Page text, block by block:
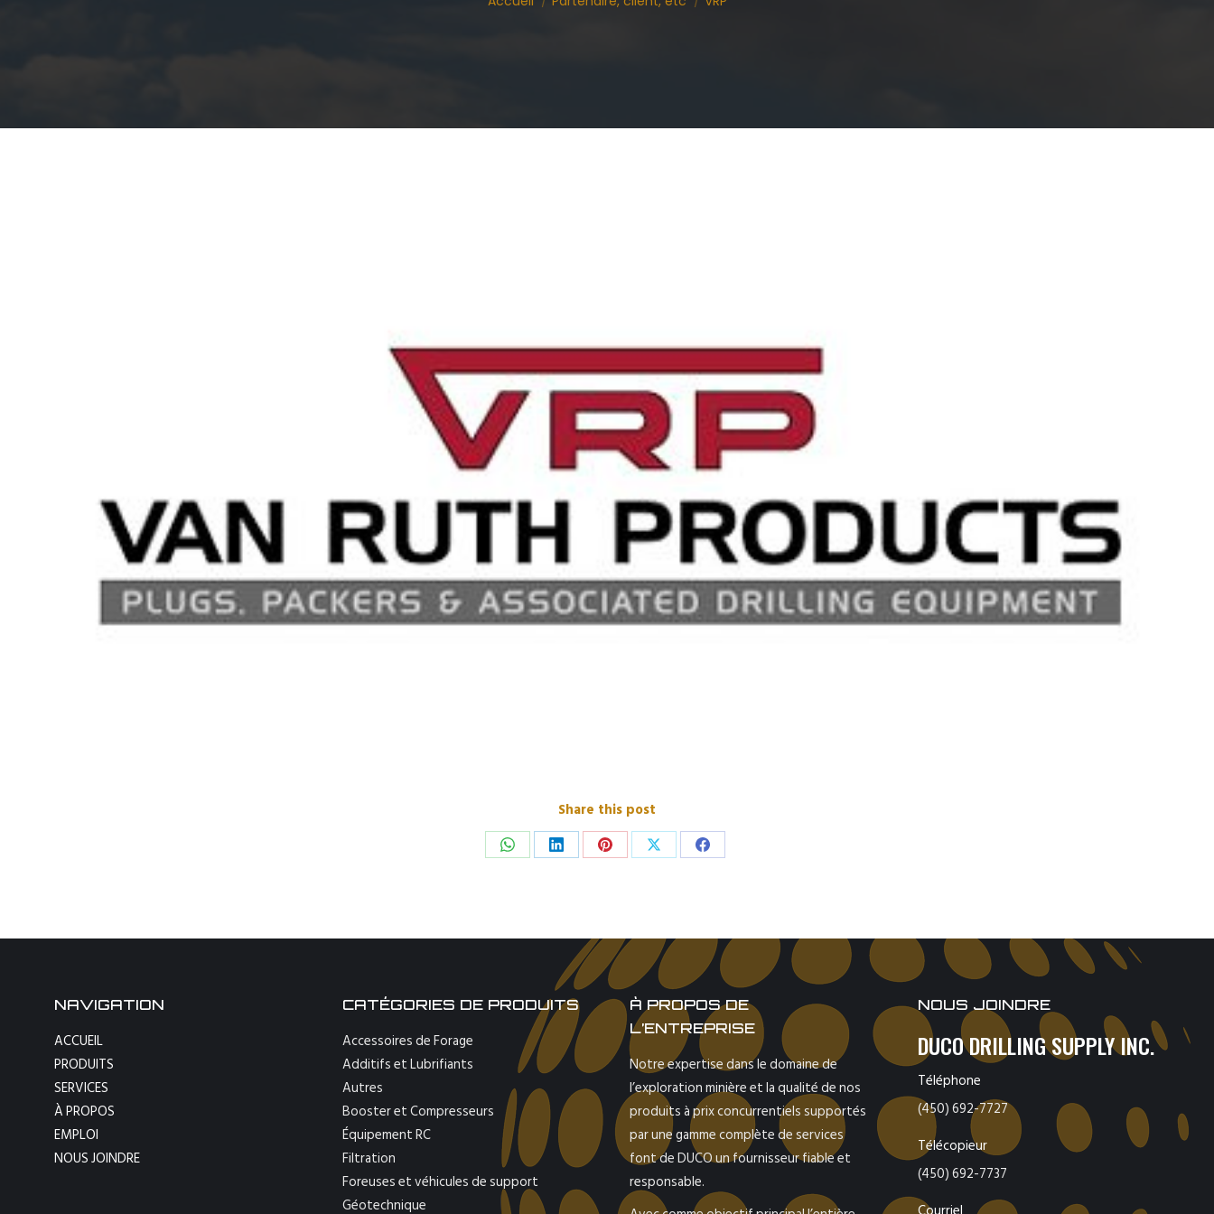
Share this post
Share
Share
Share
Share
Share
NAVIGATION
ACCUEIL
PRODUITS
SERVICES
À PROPOS
EMPLOI
NOUS JOINDRE
CATÉGORIES DE PRODUITS
Accessoires de Forage
Additifs et Lubrifiants
Autres
Booster et Compresseurs
Équipement RC
Filtration
Foreuses et véhicules de support
Géotechnique
À PROPOS DE
L’ENTREPRISE
Notre expertise dans le domaine de
l’exploration minière et la qualité de nos
produits à prix concurrentiels supportés
par une gamme complète de services
font de DUCO un fournisseur fiable et
responsable.
NOUS JOINDRE
DUCO DRILLING SUPPLY INC.
Téléphone
(450) 692-7727
Télécopieur
(450) 692-7737